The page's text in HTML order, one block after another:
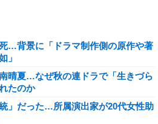
…背景に「ドラマ制作側の原作や著
」
晴夏…なぜ秋の連ドラで「生きづら
たのか
」だった…所属演出家が20代女性助